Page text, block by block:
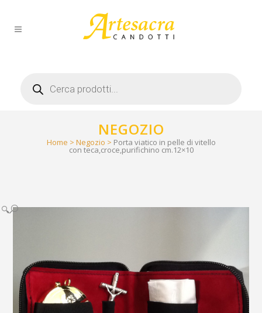
search
NEGOZIO
Home > Negozio > Porta viatico in pelle di vitello
con teca,croce,purifichino cm.12×10
🔍